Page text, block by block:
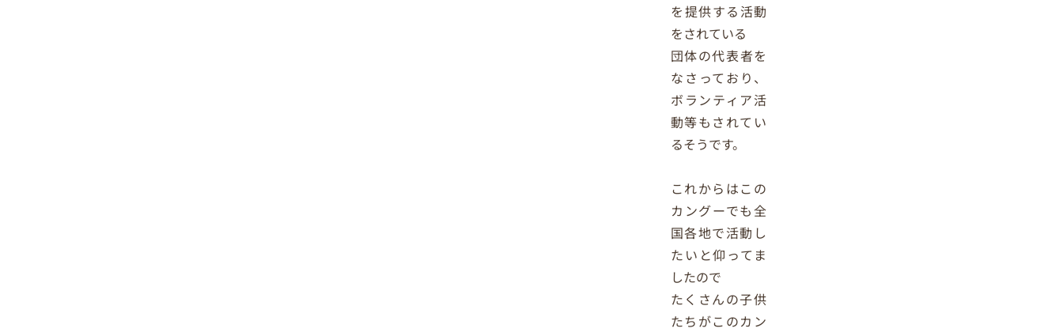
を提供する活動
をされている
団体の代表者を
なさっており、
ボランティア活
動等もされてい
るそうです。
これからはこの
カングーでも全
国各地で活動し
たいと仰ってま
したので
たくさんの子供
たちがこのカン